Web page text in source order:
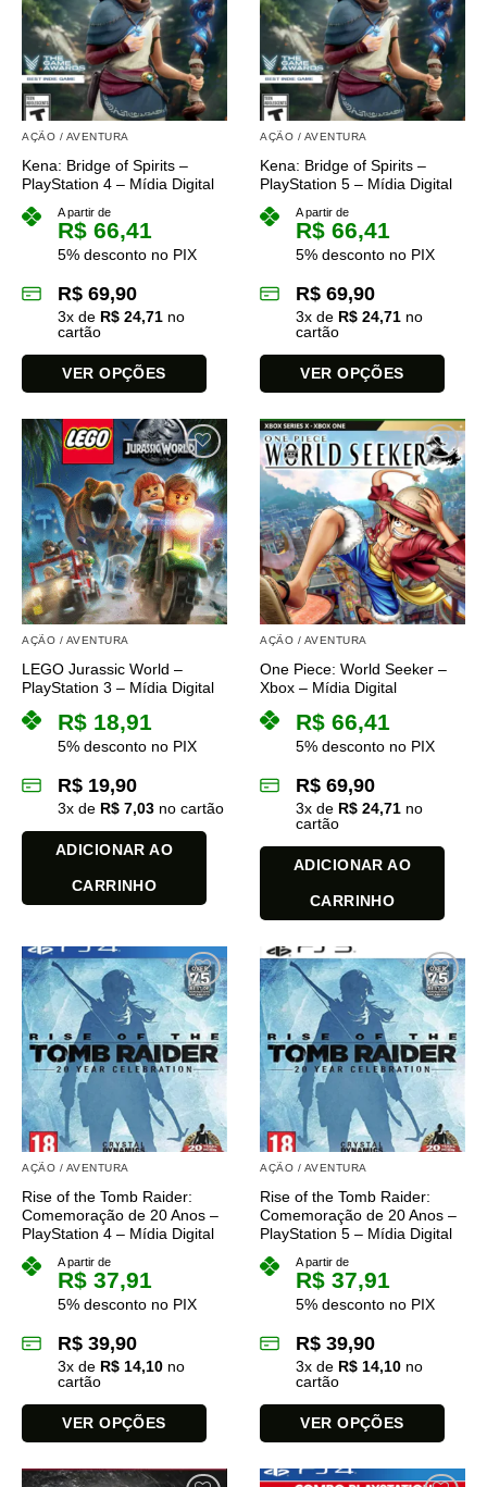
As
opções
podem
ser
escolhidas
do
produto
As
opções
podem
ser
escolhidas
do
produto
AÇÃO / AVENTURA
Kena: Bridge of Spirits –
PlayStation 4 – Mídia Digital
A partir de
R$ 66,41
5% desconto no PIX
R$ 69,90
3x de R$ 24,71 no
cartão
VER OPÇÕES
produto
tem
várias
variantes.
As
opções
podem
ser
escolhidas
do
produto
AÇÃO / AVENTURA
Kena: Bridge of Spirits –
PlayStation 5 – Mídia Digital
A partir de
R$ 66,41
5% desconto no PIX
R$ 69,90
3x de R$ 24,71 no
cartão
VER OPÇÕES
produto
tem
várias
variantes.
As
opções
podem
ser
escolhidas
do
AÇÃO / AVENTURA
LEGO Jurassic World –
PlayStation 3 – Mídia Digital
R$ 18,91
5% desconto no PIX
R$ 19,90
3x de R$ 7,03 no cartão
ADICIONAR AO
CARRINHO
AÇÃO / AVENTURA
One Piece: World Seeker –
Xbox – Mídia Digital
R$ 66,41
5% desconto no PIX
R$ 69,90
3x de R$ 24,71 no
cartão
ADICIONAR AO
CARRINHO
AÇÃO / AVENTURA
Rise of the Tomb Raider:
Comemoração de 20 Anos –
PlayStation 4 – Mídia Digital
A partir de
R$ 37,91
5% desconto no PIX
R$ 39,90
3x de R$ 14,10 no
cartão
VER OPÇÕES
produto
AÇÃO / AVENTURA
Rise of the Tomb Raider:
Comemoração de 20 Anos –
PlayStation 5 – Mídia Digital
A partir de
R$ 37,91
5% desconto no PIX
R$ 39,90
3x de R$ 14,10 no
cartão
VER OPÇÕES
produto